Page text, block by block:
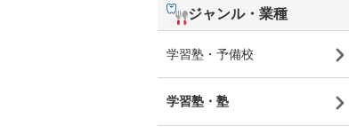
ジャンル・業種
学習塾・予備校
学習塾・塾